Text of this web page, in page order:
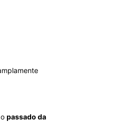
passado da